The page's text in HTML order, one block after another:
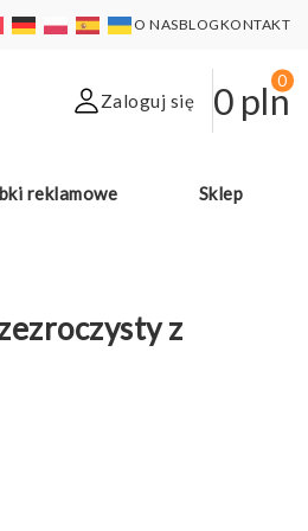
O NASBLOGKONTAKT
Zaloguj się 0 pln
0
reklamowe Sklep
z